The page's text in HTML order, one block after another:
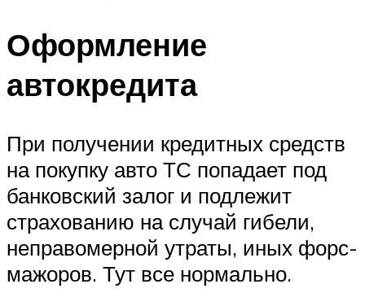
Оформление
автокредита
При получении кредитных средств
на покупку авто ТС попадает под
банковский залог и подлежит
страхованию на случай гибели,
неправомерной утраты, иных форс-
мажоров. Тут все нормально.